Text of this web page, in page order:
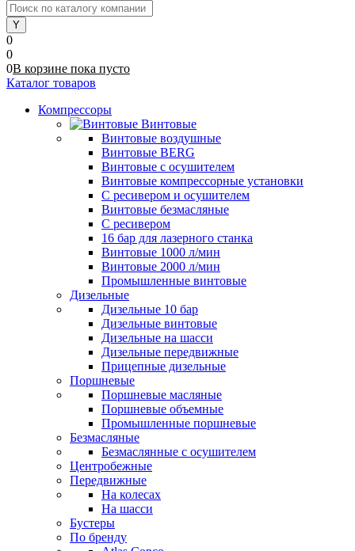
0
0
0В корзине пока пусто
Каталог товаров
Компрессоры
Винтовые
Винтовые воздушные
Винтовые BERG
Винтовые с осушителем
Винтовые компрессорные установки
C ресивером и осушителем
Винтовые безмасляные
C ресивером
16 бар для лазерного станка
Винтовые 1000 л/мин
Винтовые 2000 л/мин
Промышленные винтовые
Дизельные
Дизельные 10 бар
Дизельные винтовые
Дизельные на шасси
Дизельные передвижные
Прицепные дизельные
Поршневые
Поршневые масляные
Поршневые объемные
Промышленные поршневые
Безмасляные
Безмаслянные с осушителем
Центробежные
Передвижные
На колесах
На шасси
Бустеры
По бренду